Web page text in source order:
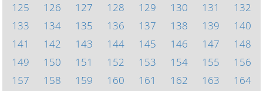
125
126 127 128 129 130 131
132
133
134 135 136 137 138 139
140
141
142 143 144 145 146 147
148
149
150 151 152 153 154 155
156
157
158 159 160 161 162 163
164